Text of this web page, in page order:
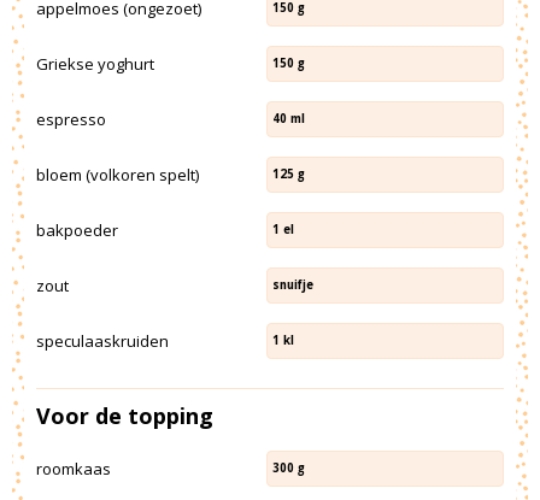
appelmoes (ongezoet) 150 g
Griekse yoghurt 150 g
espresso 40 ml
bloem (volkoren spelt) 125 g
bakpoeder 1 el
zout snuifje
speculaaskruiden 1 kl
Voor de topping
roomkaas 300 g